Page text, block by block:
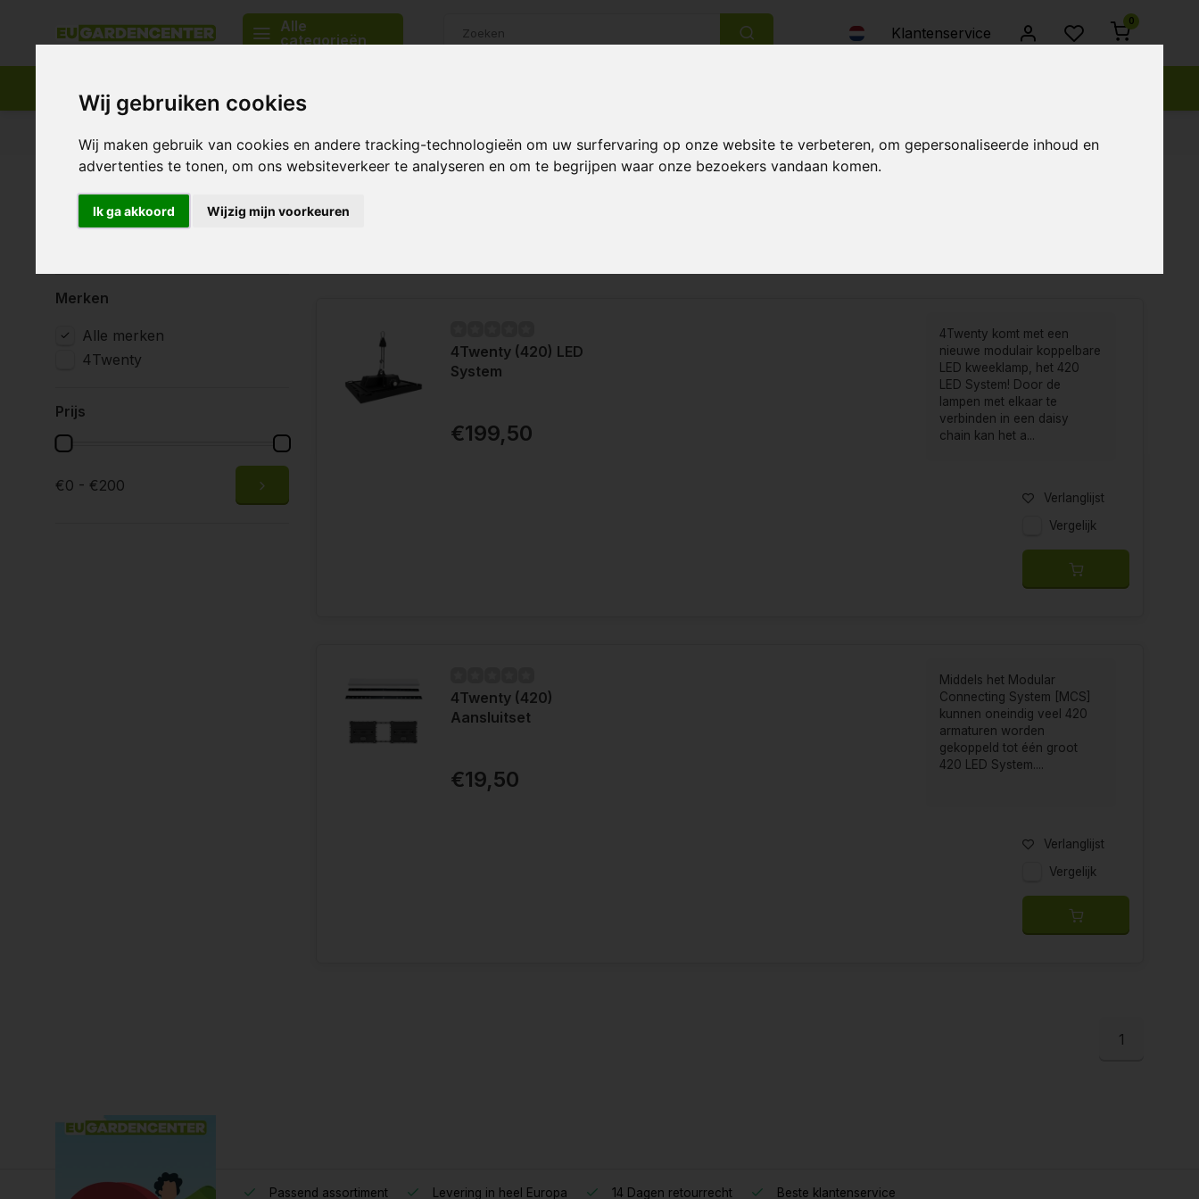
Wij gebruiken cookies
Wij maken gebruik van cookies en andere tracking-technologieën om uw surfervaring op onze website te verbeteren, om gepersonaliseerde inhoud en
advertenties te tonen, om ons websiteverkeer te analyseren en om te begrijpen waar onze bezoekers vandaan komen.
Ik ga akkoord Wijzig mijn voorkeuren
Alle
categorieën
Klantenservice
0
Home Merken 4Twenty
Wattage
Merken
Alle merken
4Twenty
Prijs
€0 - €200
4Twenty (420) LED
System
€199,50
4Twenty komt met een
nieuwe modulair koppelbare
LED kweeklamp, het 420
LED System! Door de
lampen met elkaar te
verbinden in een daisy
chain kan het a...
Verlanglijst
Vergelijk
4Twenty (420)
Aansluitset
€19,50
Middels het Modular
Connecting System [MCS]
kunnen oneindig veel 420
armaturen worden
gekoppeld tot één groot
420 LED System....
Verlanglijst
Vergelijk
1
Passend assortiment Levering in heel Europa 14 Dagen retourrecht Beste klantenservice